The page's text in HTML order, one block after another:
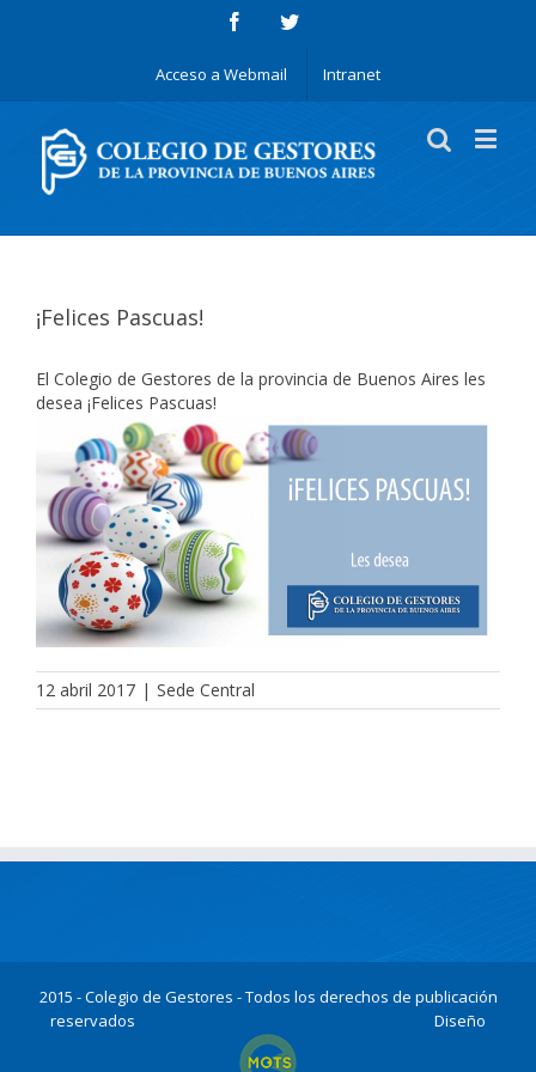
Acceso a Webmail Intranet
¡Felices Pascuas!
El Colegio de Gestores de la provincia de Buenos Aires les
desea ¡Felices Pascuas!
12 abril 2017 | Sede Central
2015 - Colegio de Gestores - Todos los derechos de publicación
reservados
Diseño